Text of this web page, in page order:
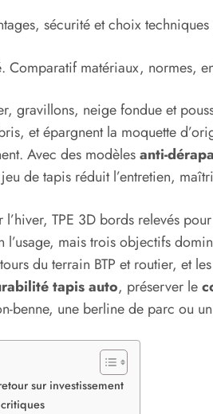
sécurité et choix
matériaux, normes,
gravillons, neige fondue et
et épargnent la moquette
Avec des modèlesanti-
de tapis réduit l’entretien,
TPE 3D bords relevés
l’usage, mais trois objectifs
du terrain BTP et routier, et
tapis auto, préserver le
benne, une berline de parc ou
sur investissement